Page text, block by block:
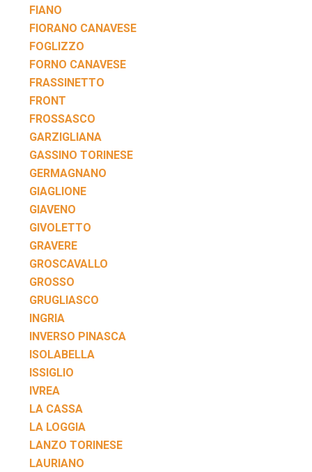
FIANO
FIORANO CANAVESE
FOGLIZZO
FORNO CANAVESE
FRASSINETTO
FRONT
FROSSASCO
GARZIGLIANA
GASSINO TORINESE
GERMAGNANO
GIAGLIONE
GIAVENO
GIVOLETTO
GRAVERE
GROSCAVALLO
GROSSO
GRUGLIASCO
INGRIA
INVERSO PINASCA
ISOLABELLA
ISSIGLIO
IVREA
LA CASSA
LA LOGGIA
LANZO TORINESE
LAURIANO